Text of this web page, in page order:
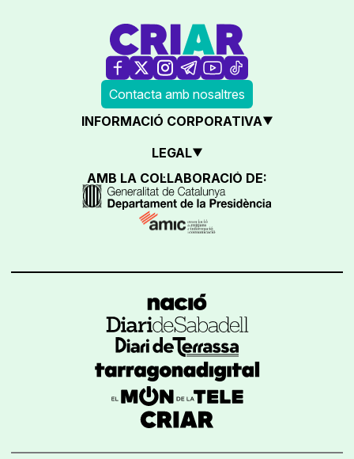
Contacta amb nosaltres
INFORMACIÓ CORPORATIVA
LEGAL
AMB LA COL·LABORACIÓ DE: